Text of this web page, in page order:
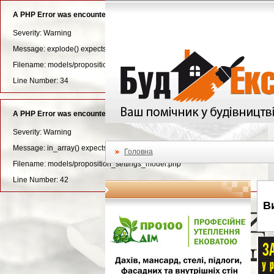
A PHP Error was encountered
Severity: Warning
Message: explode() expects parameter 3 to be long, string given
Filename: models/proposition_settings_model.php
Line Number: 34
A PHP Error was encountered
Severity: Warning
Message: in_array() expects parameter 2 to be array, null given
Filename: models/proposition_settings_model.php
Line Number: 42
Головна